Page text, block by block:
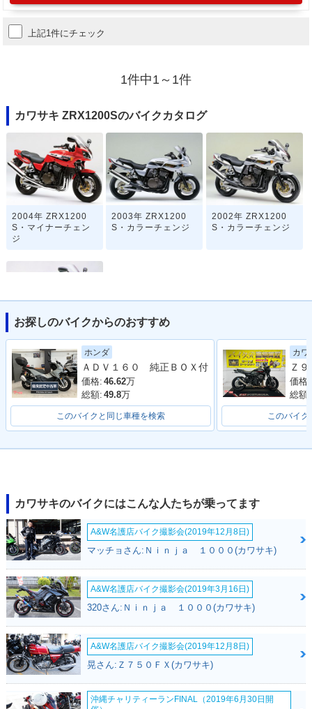
上記1件にチェック
1件中1～1件
カワサキ ZRX1200Sのバイクカタログ
2004年 ZRX1200
S・マイナーチェン
ジ
2003年 ZRX1200
S・カラーチェンジ
2002年 ZRX1200
S・カラーチェンジ
2001年 ZRX1200
S・新登場
お探しのバイクからのおすすめ
ホンダ
ＡＤＶ１６０ 純正ＢＯＸ付
価格: 46.62万
総額: 49.8万
このバイクと同じ車種を検索
カワ
価格:
総額:
このバイク
カワサキのバイクにはこんな人たちが乗ってます
A&W名護店バイク撮影会(2019年12月8日)
マッチョさん:Ｎｉｎｊａ １０００(カワサキ)
A&W名護店バイク撮影会(2019年3月16日)
320さん:Ｎｉｎｊａ １０００(カワサキ)
A&W名護店バイク撮影会(2019年12月8日)
晃さん:Ｚ７５０ＦＸ(カワサキ)
沖縄チャリティーランFINAL（2019年6月30日開